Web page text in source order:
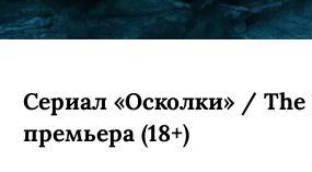
Сериал «Осколки» / The
премьера (18+)